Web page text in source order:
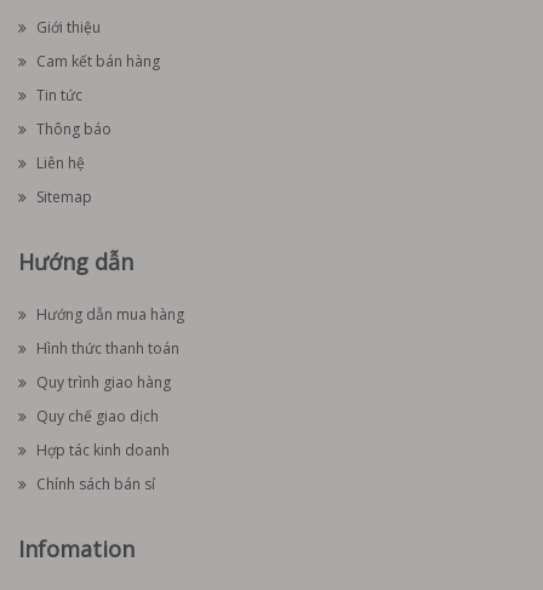
Giới thiệu
Cam kết bán hàng
Tin tức
Thông báo
Liên hệ
Sitemap
Hướng dẫn
Hướng dẫn mua hàng
Hình thức thanh toán
Quy trình giao hàng
Quy chế giao dịch
Hợp tác kinh doanh
Chính sách bán sỉ
Infomation